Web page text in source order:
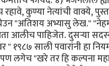
रहावे, कुण्या नेत्यांची
"अतिशय अभ्यासु लेख."
आलीच पाहिजेत. दुसर्‍या
" १९८७ साली पवारांनी हा
लगेच "खरे तर हि कल्पना